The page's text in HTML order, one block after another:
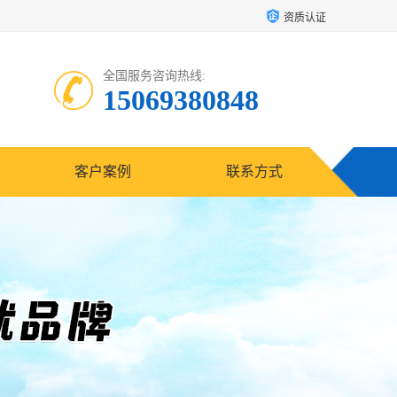
资质认证
全国服务咨询热线:
15069380848
客户案例 联系方式